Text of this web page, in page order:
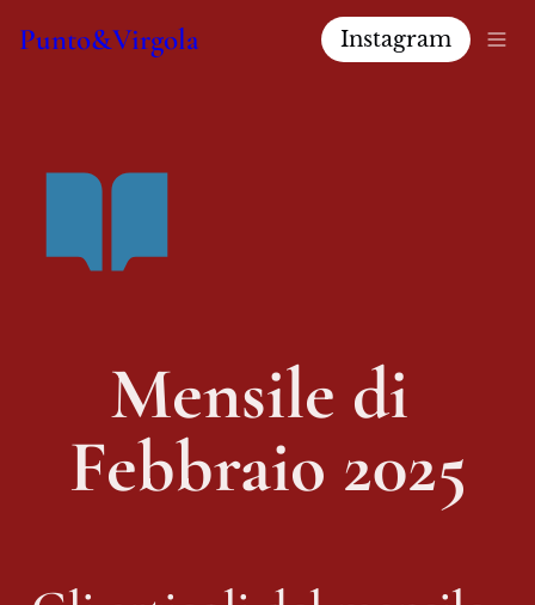
Punto&Virgola Instagram
Mensile di
Febbraio 2025